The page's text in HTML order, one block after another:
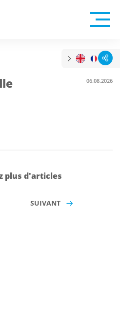
06.08.2026
plus d'articles
SUIVANT